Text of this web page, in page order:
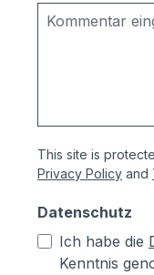
This site is
Privacy Policy and
Datenschutz
Ich habe die
Kenntnis